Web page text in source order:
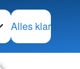
Alles klar